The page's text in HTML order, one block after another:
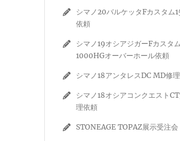
シマノ20バルケッタFカスタム
依頼
シマノ19オシアジガーFカスタム
1000HGオーバーホール依頼
シマノ18アンタレスDC MD修
シマノ18オシアコンクエスト
理依頼
STONEAGE TOPAZ展示受注会